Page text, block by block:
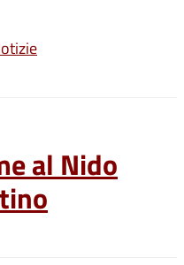
al Nido